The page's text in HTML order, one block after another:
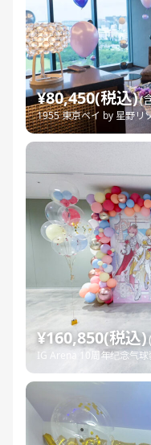
¥80,450(税込)(
1955 東京ベイ by 星野リ
¥160,850(税込)
IG Arena 10周年纪念气